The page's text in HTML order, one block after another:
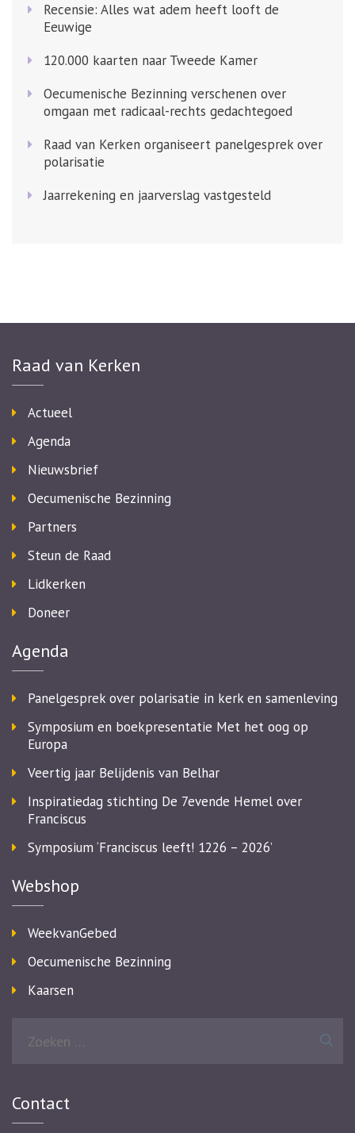
Recensie: Alles wat adem heeft looft de
Eeuwige
120.000 kaarten naar Tweede Kamer
Oecumenische Bezinning verschenen over
omgaan met radicaal-rechts gedachtegoed
Raad van Kerken organiseert panelgesprek over
polarisatie
Jaarrekening en jaarverslag vastgesteld
Raad van Kerken
Actueel
Agenda
Nieuwsbrief
Oecumenische Bezinning
Partners
Steun de Raad
Lidkerken
Doneer
Agenda
Panelgesprek over polarisatie in kerk en samenleving
Symposium en boekpresentatie Met het oog op
Europa
Veertig jaar Belijdenis van Belhar
Inspiratiedag stichting De 7evende Hemel over
Franciscus
Symposium ‘Franciscus leeft! 1226 – 2026’
Webshop
WeekvanGebed
Oecumenische Bezinning
Kaarsen
Contact